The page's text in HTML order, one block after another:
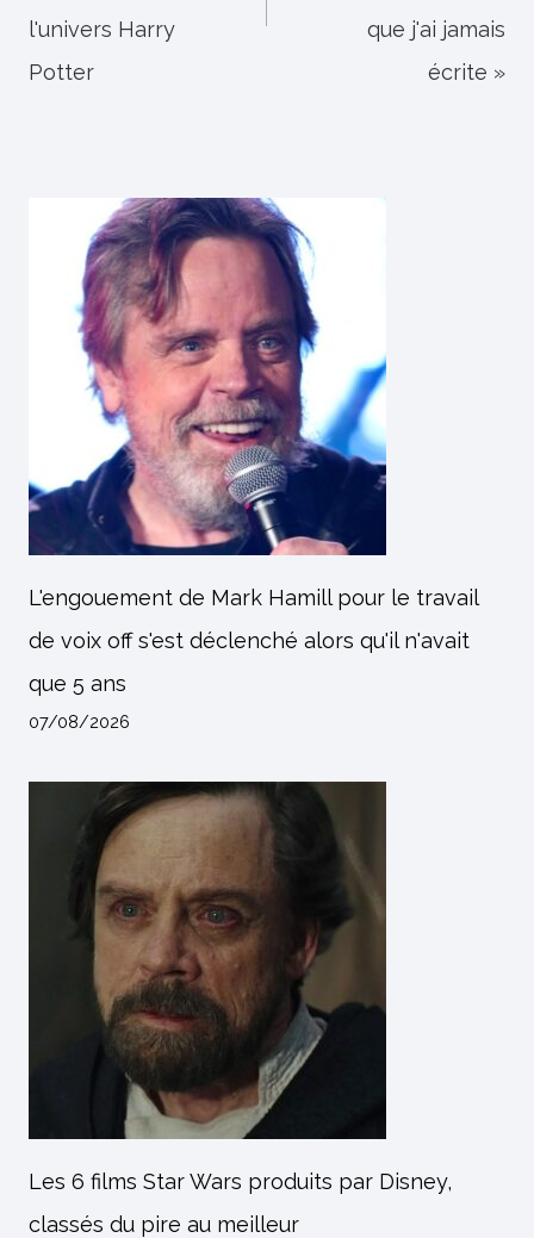
l'univers Harry
Potter
que j'ai jamais
écrite »
L'engouement de Mark Hamill pour le travail
de voix off s'est déclenché alors qu'il n'avait
que 5 ans
07/08/2026
Les 6 films Star Wars produits par Disney,
classés du pire au meilleur